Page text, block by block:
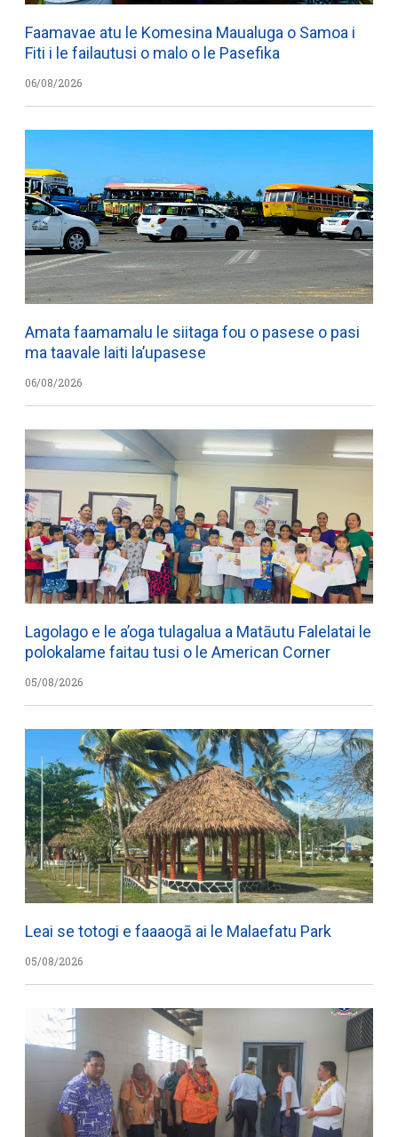
Faamavae atu le Komesina Maualuga o Samoa i
Fiti i le failautusi o malo o le Pasefika
06/08/2026
Amata faamamalu le siitaga fou o pasese o pasi
ma taavale laiti la’upasese
06/08/2026
Lagolago e le a’oga tulagalua a Matāutu Falelatai le
polokalame faitau tusi o le American Corner
05/08/2026
Leai se totogi e faaaogā ai le Malaefatu Park
05/08/2026